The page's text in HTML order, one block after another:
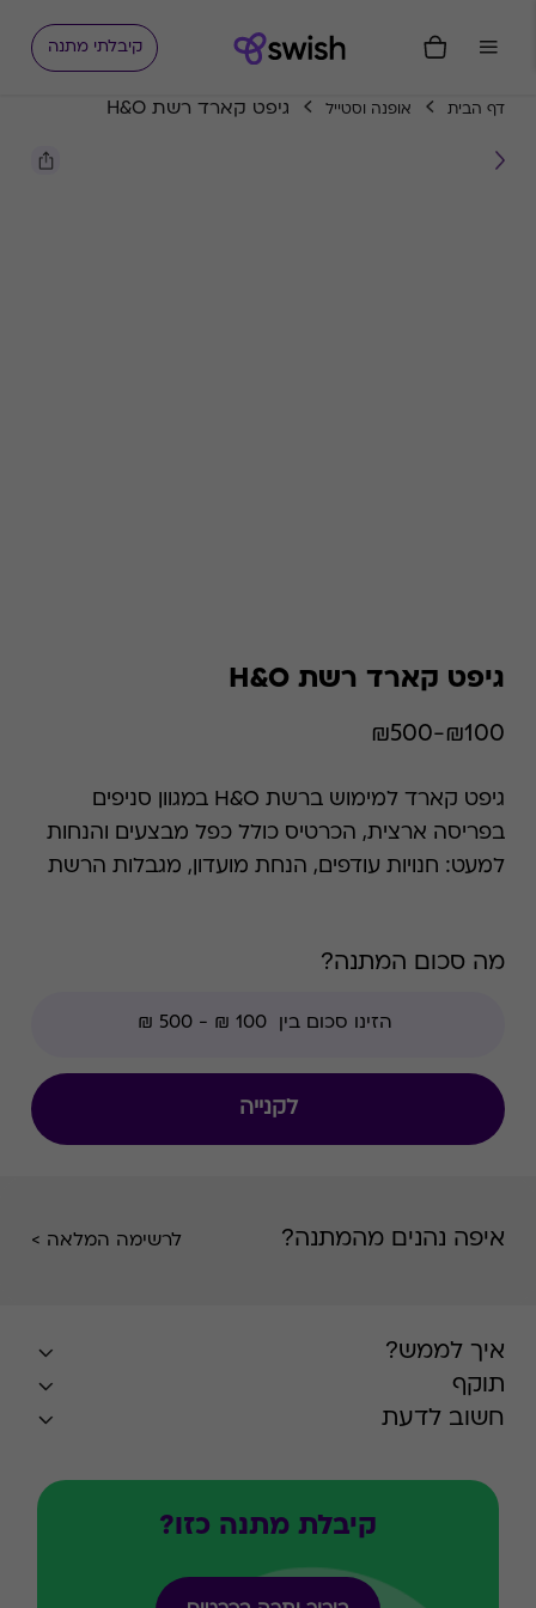
קיבלתי מתנה
דף הבית אופנה וסטייל גיפט קארד רשת H&O
גיפט קארד רשת H&O
₪100-₪500
גיפט קארד למימוש ברשת H&O במגוון סניפים
בפריסה ארצית, הכרטיס כולל כפל מבצעים והנחות
למעט: חנויות עודפים, הנחת מועדון, מגבלות הרשת
הרשת משלבת מגוון רחב של מותגים לכל המשפחה
לכל המשפחה עם מגוון רחב של מותגים במגוון
הלבשה תחתונה, אאוטדור, חיילים, טקסטיל בית
ובישום.
מה סכום המתנה?
לקנייה
איפה נהנים מהמתנה? לרשימה המלאה >
איך לממש?
תוקף
חשוב לדעת
קיבלת מתנה כזו?